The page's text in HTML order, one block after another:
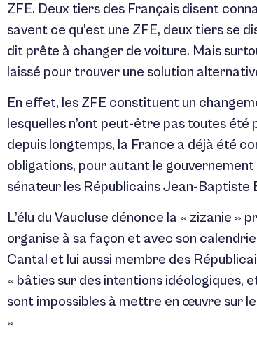
ZFE. Deux tiers des Français disent
savent ce qu’est une ZFE, deux tiers se
dit prête à changer de voiture. Mais
laissé pour trouver une solution
En effet, les ZFE constituent un
lesquelles n’ont peut-être pas toutes été
depuis longtemps, la France a déjà été
obligations, pour autant le gouvernement
sénateur les Républicains Jean-Baptiste
L’élu du Vaucluse dénonce la « zizanie
organise à sa façon et avec son
Cantal et lui aussi membre des
« bâties sur des intentions idéologiques,
sont impossibles à mettre en œuvre sur
»